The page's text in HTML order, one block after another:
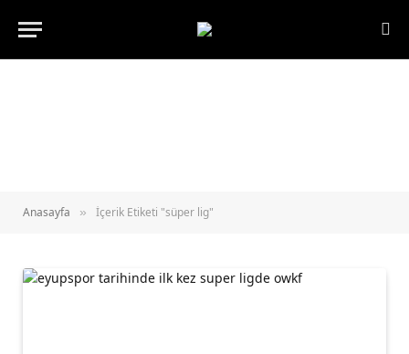
Anasayfa » İçerik Etiketi "süper lig"